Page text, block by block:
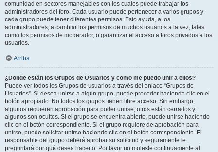
comunidad en sectores manejables con los cuales puede trabajar los
administradores del foro. Cada usuario puede pertenecer a varios grupos y
cada grupo puede tener diferentes permisos. Esto ayuda, a los
administradores, a cambiar los permisos de muchos usuarios a la vez, tales
como los permisos de moderador, o garantizar el acceso a foros privados a los
usuarios.
Arriba
¿Donde están los Grupos de Usuarios y como me puedo unir a ellos?
Puede ver todos los Grupos de usuarios a través del enlace “Grupos de
Usuarios”. Si desea unirse a algún grupo, puede proceder haciendo clic en el
botón apropiado. No todos los grupos tienen libre acceso. Sin embargo,
algunos requieren aprobación para poder unirse, otros están cerrados y
algunos son ocultos. Si el grupo se encuentra abierto, puede unirse haciendo
clic en el botón correspondiente. Si el grupo requiere de aprobación para
unirse, puede solicitar unirse haciendo clic en el botón correspondiente. El
responsable del grupo deberá aprobar su solicitud y seguramente le
preguntará por qué desea hacerlo. Por favor no moleste continuamente al